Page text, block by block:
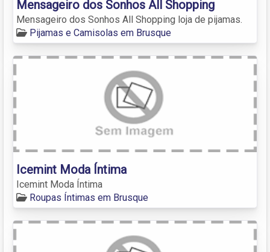
Mensageiro dos Sonhos All Shopping
Mensageiro dos Sonhos All Shopping loja de pijamas.
Pijamas e Camisolas em Brusque
Icemint Moda Íntima
Icemint Moda Íntima
Roupas Íntimas em Brusque